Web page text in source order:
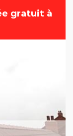
gratuit à